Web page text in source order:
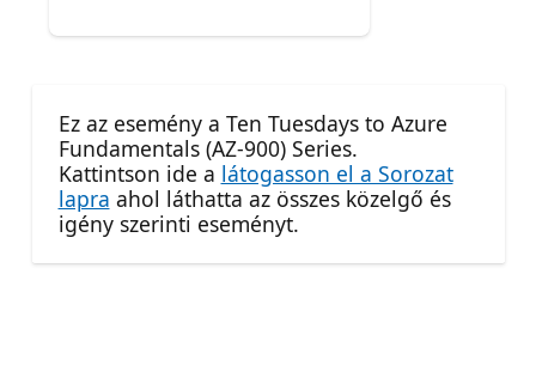
Ez az esemény a Ten Tuesdays to Azure
Fundamentals (AZ-900) Series.
Kattintson ide a látogasson el a Sorozat
lapra ahol láthatta az összes közelgő és
igény szerinti eseményt.